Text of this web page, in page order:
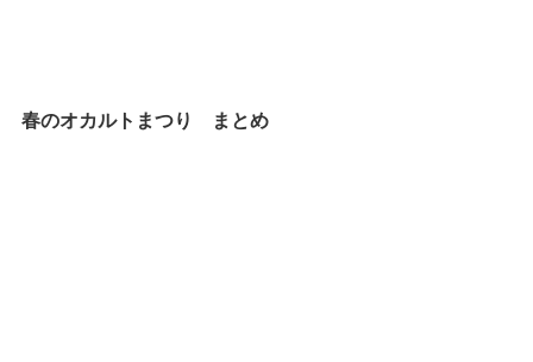
春のオカルトまつり まとめ